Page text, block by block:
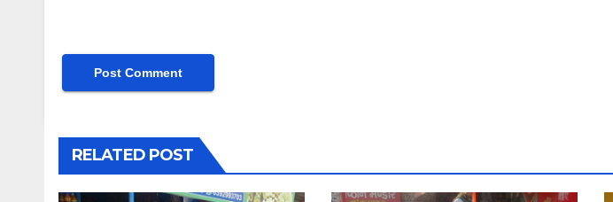
RELATED POST